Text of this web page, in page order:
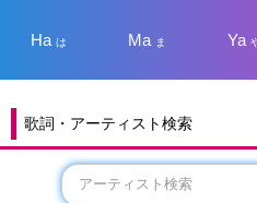
Haは Ma ま Ya
歌詞・アーティスト検索